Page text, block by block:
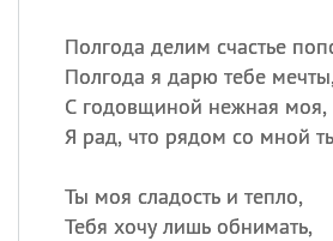
Полгода делим счастье
Полгода я дарю тебе
С годовщиной нежная моя,
Я рад, что рядом со мной
Ты моя сладость и тепло,
Тебя хочу лишь обнимать,